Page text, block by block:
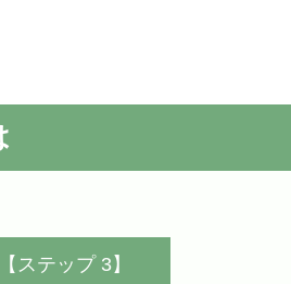
【ステップ 3】